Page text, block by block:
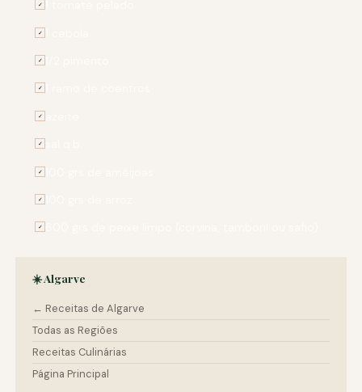
✓
✓
✓
✓
✓
✓
✓
✓
✓
☀️ Algarve
← Receitas de Algarve
Todas as Regiões
Receitas Culinárias
Página Principal